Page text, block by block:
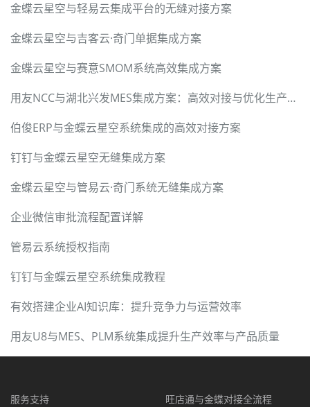
金蝶云星空与轻易云集成平台的无缝对接方案
金蝶云星空与吉客云·奇门单据集成方案
金蝶云星空与赛意SMOM系统高效集成方案
用友NCC与湖北兴发MES集成方案：高效对接与优化生产流程
伯俊ERP与金蝶云星空系统集成的高效对接方案
钉钉与金蝶云星空无缝集成方案
金蝶云星空与管易云·奇门系统无缝集成方案
企业微信审批流程配置详解
管易云系统授权指南
钉钉与金蝶云星空系统集成教程
有效搭建企业AI知识库：提升竞争力与运营效率
用友U8与MES、PLM系统集成提升生产效率与产品质量
服务支持
旺店通与金蝶对接全流程